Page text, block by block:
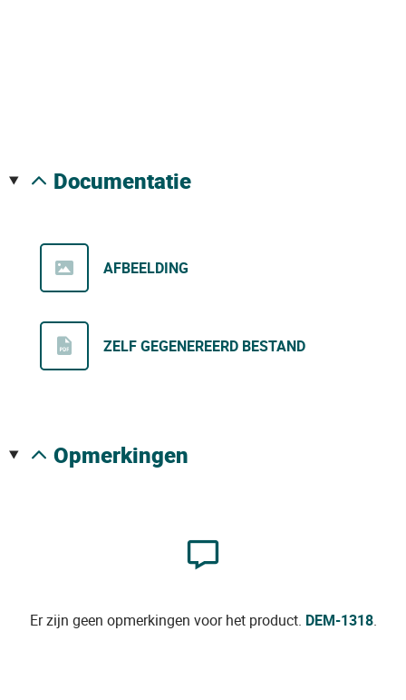
documentatie
AFBEELDING
ZELF GEGENEREERD BESTAND
opmerkingen
Er zijn geen opmerkingen voor het product. DEM-1318.